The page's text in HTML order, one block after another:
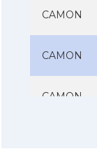
CAMON
CAMON
CAMON